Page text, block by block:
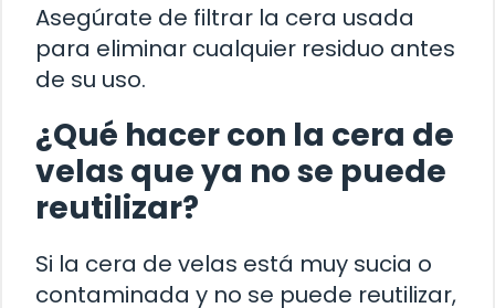
Asegúrate de filtrar la cera usada
para eliminar cualquier residuo antes
de su uso.
¿Qué hacer con la cera de
velas que ya no se puede
reutilizar?
Si la cera de velas está muy sucia o
contaminada y no se puede reutilizar,